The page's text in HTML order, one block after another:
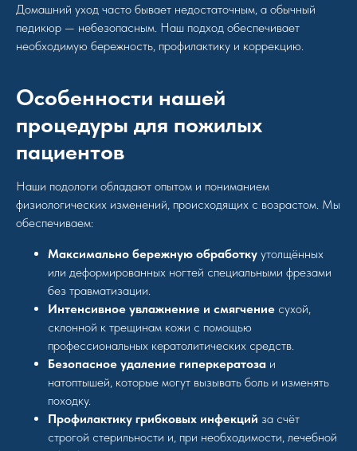
Домашний уход часто бывает недостаточным, а обычный
педикюр — небезопасным. Наш подход обеспечивает
необходимую бережность, профилактику и коррекцию.
Особенности нашей
процедуры для пожилых
пациентов
Наши подологи обладают опытом и пониманием
физиологических изменений, происходящих с возрастом. Мы
обеспечиваем:
Максимально бережную обработку утолщённых
или деформированных ногтей специальными фрезами
без травматизации.
Интенсивное увлажнение и смягчение сухой,
склонной к трещинам кожи с помощью
профессиональных кератолитических средств.
Безопасное удаление гиперкератоза и
натоптышей, которые могут вызывать боль и изменять
походку.
Профилактику грибковых инфекций за счёт
строгой стерильности и, при необходимости, лечебной